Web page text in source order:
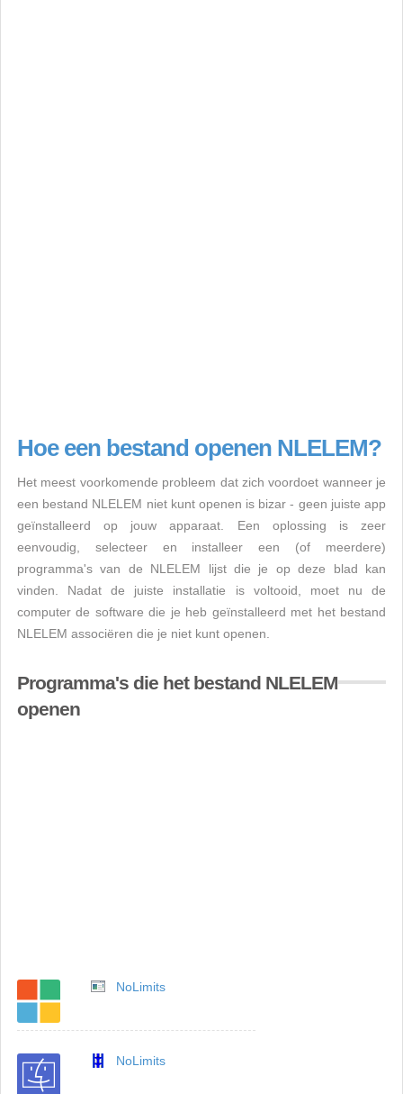
Hoe een bestand openen NLELEM?
Het meest voorkomende probleem dat zich voordoet wanneer je
een bestand NLELEM niet kunt openen is bizar - geen juiste app
geïnstalleerd op jouw apparaat. Een oplossing is zeer
eenvoudig, selecteer en installeer een (of meerdere)
programma's van de NLELEM lijst die je op deze blad kan
vinden. Nadat de juiste installatie is voltooid, moet nu de
computer de software die je heb geïnstalleerd met het bestand
NLELEM associëren die je niet kunt openen.
Programma's die het bestand NLELEM
openen
NoLimits
NoLimits